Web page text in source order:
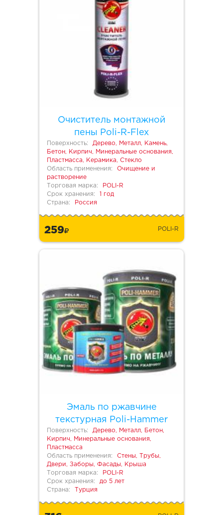
Очиститель монтажной
пены Poli-R-Flex
Поверхность:
Дерево, Металл, Камень,
Бетон, Кирпич, Минеральные основания,
Пластмасса, Керамика, Стекло
Область применения:
Очищение и
растворение
Торговая марка:
POLI-R
Срок хранения:
1 год
Страна:
Россия
259 POLI-R
Эмаль по ржавчине
текстурная Poli-Hammer
Поверхность:
Дерево, Металл, Бетон,
Кирпич, Минеральные основания,
Пластмасса
Область применения:
Стены, Трубы,
Двери, Заборы, Фасады, Крыша
Торговая марка:
POLI-R
Срок хранения:
до 5 лет
Страна:
Турция